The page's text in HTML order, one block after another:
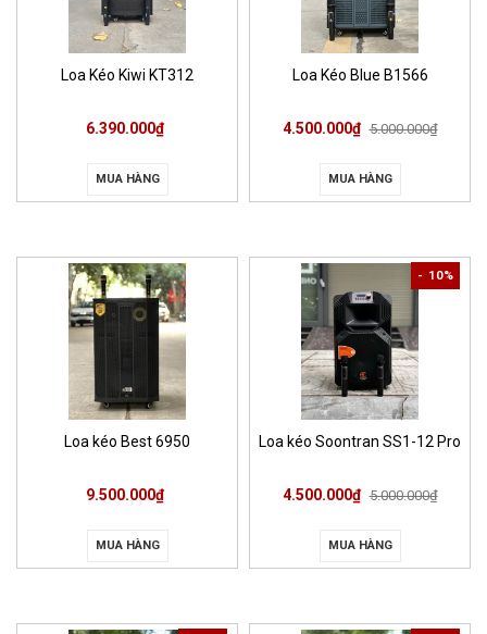
Loa Kéo Kiwi KT312
6.390.000₫
MUA HÀNG
Loa Kéo Blue B1566
4.500.000₫ 5.000.000₫
MUA HÀNG
Loa kéo Best 6950
9.500.000₫
MUA HÀNG
- 10%
Loa kéo Soontran SS1-12 Pro
4.500.000₫ 5.000.000₫
MUA HÀNG